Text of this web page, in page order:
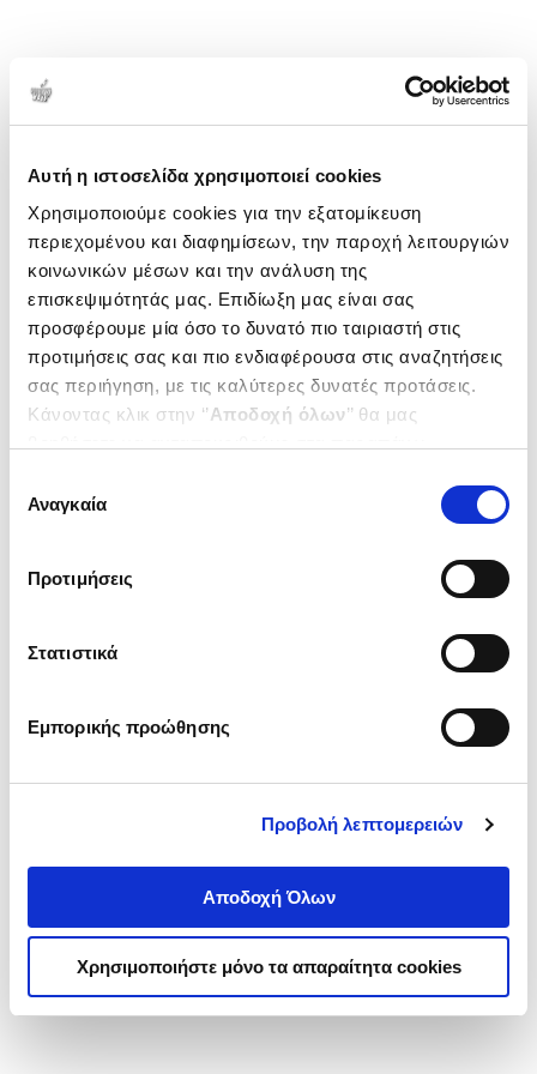
Αυτή η ιστοσελίδα χρησιμοποιεί cookies
Χρησιμοποιούμε cookies για την εξατομίκευση
περιεχομένου και διαφημίσεων, την παροχή λειτουργιών
κοινωνικών μέσων και την ανάλυση της
επισκεψιμότητάς μας. Επιδίωξη μας είναι σας
προσφέρουμε μία όσο το δυνατό πιο ταιριαστή στις
προτιμήσεις σας και πιο ενδιαφέρουσα στις αναζητήσεις
σας περιήγηση, με τις καλύτερες δυνατές προτάσεις.
Κάνοντας κλικ στην ‘’Αποδοχή όλων’’ θα μας
ενδιαφέρουν και να επιλέξετε από τα παρακάτω με την
΄΄και να ενημερωθείτε σχετικά με
συγκατάθεσης
Αναγκαία
Προτιμήσεις
Στατιστικά
Εμπορικής προώθησης
Προβολή λεπτομερειών
Αποδοχή Όλων
Χρησιμοποιήστε μόνο τα απαραίτητα cookies